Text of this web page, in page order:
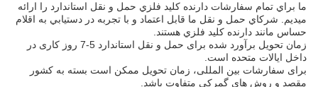
ما براي تمام سفارشات دارنده کلید فلزي حمل و نقل استاندارد را ارائه
ميديم. شرکاي حمل و نقل ما قابل اعتماد و با تجربه در دستيابي به اقلام
حساس مانند دارنده کلید فلزي هستند.
زمان تحویل برآورد شده برای حمل و نقل استاندارد 5-7 روز کاری در
داخل ایالات متحده است.
برای سفارشات بین المللی، زمان تحویل ممکن است بسته به کشور
مقصد و روش های گمرکی متفاوت باشد.